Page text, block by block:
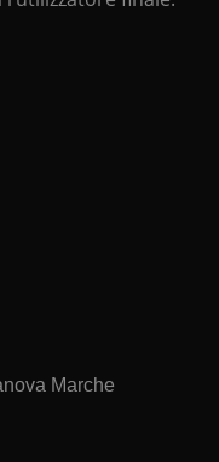
Marche